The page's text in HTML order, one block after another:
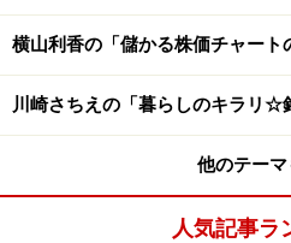
％
28.596
平均保持日数： 47.38 日
検証結果を見てみると、勝率
横山利香の「儲かる株価チャート
川崎さちえの「暮らしのキラリ☆
他のテー
人気記事ラ